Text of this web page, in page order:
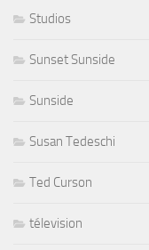
Studios
Sunset Sunside
Sunside
Susan Tedeschi
Ted Curson
télevision